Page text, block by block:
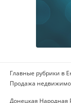
Главные рубрики в
Продажа
Донецкая Народная